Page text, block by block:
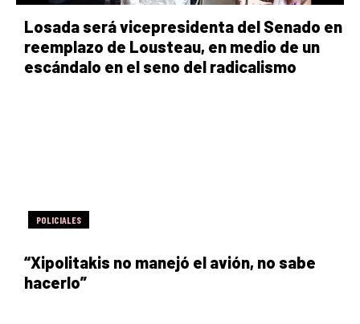
Losada será vicepresidenta del Senado en
reemplazo de Lousteau, en medio de un
escándalo en el seno del radicalismo
POLICIALES
“Xipolitakis no manejó el avión, no sabe
hacerlo”